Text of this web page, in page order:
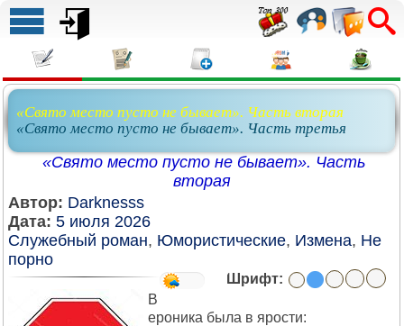
«Свято место пусто не бывает». Часть вторая
«Свято место пусто не бывает». Часть третья
«Свято место пусто не бывает». Часть
вторая
Автор: Darknesss
Дата: 5 июля 2026
Служебный роман, Юмористические, Измена, Не
порно
Шрифт:
В
ероника была в ярости: